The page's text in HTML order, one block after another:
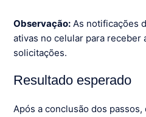
Observação: As notificações
ativas no celular para receber
solicitações.
Resultado esperado
Após a conclusão dos